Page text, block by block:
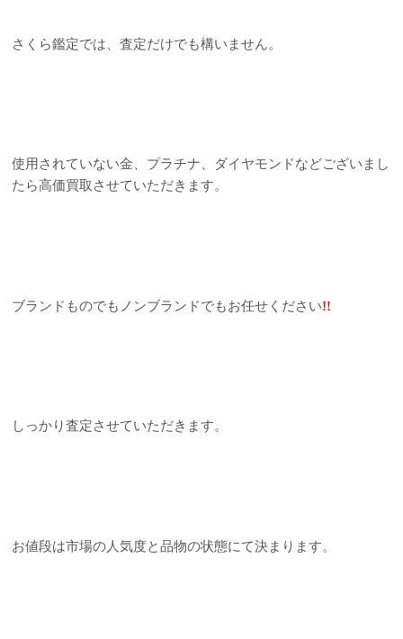
さくら鑑定では、査定だけでも構いません。
使用されていない金、プラチナ、ダイヤモンドなどございまし
たら高価買取させていただきます。
ブランドものでもノンブランドでもお任せください!!
しっかり査定させていただきます。
お値段は市場の人気度と品物の状態にて決まります。